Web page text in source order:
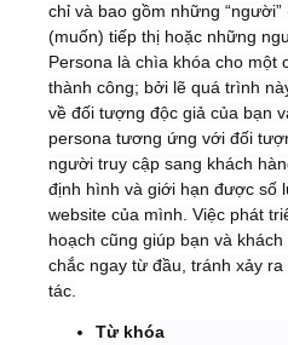
chỉ và bao gồm những
(muốn) tiếp thị hoặc những
Persona là chìa khóa cho
thành công; bởi lẽ quá trình
về đối tượng độc giả của bạn
persona tương ứng với đối
người truy cập sang khách
định hình và giới hạn được số
website của mình. Việc phát
hoạch cũng giúp bạn và
chắc ngay từ đầu, tránh xảy
tác.
Từ khóa